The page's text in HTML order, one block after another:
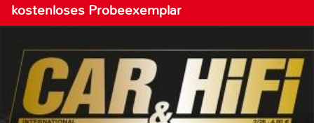
kostenloses Probeexemplar